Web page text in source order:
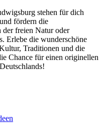
stehen für dich
fördern die
freien Natur oder
Erlebe die wunderschöne
Traditionen und die
Chance für einen originellen